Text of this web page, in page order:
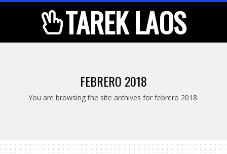
TAREK LAOS
FEBRERO 2018
You are browsing the site archives for febrero 2018.